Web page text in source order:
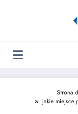
Strona
Jakie